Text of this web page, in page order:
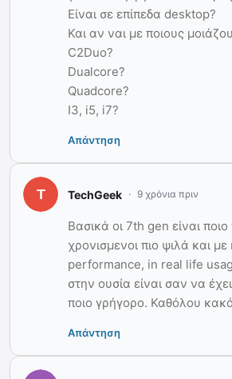
Είναι σε επίπεδα desktop?
Και αν ναι με ποιους
C2Duo?
Dualcore?
Quadcore?
I3, i5, i7?
Απάντηση
TechGeek 9 χρόνια πριν
Βασικά οι 7th gen είναι
χρονισμενοι πιο ψιλά και
performance, in real life
στην ουσία είναι σαν να
ποιο γρήγορο. Καθόλου
Απάντηση